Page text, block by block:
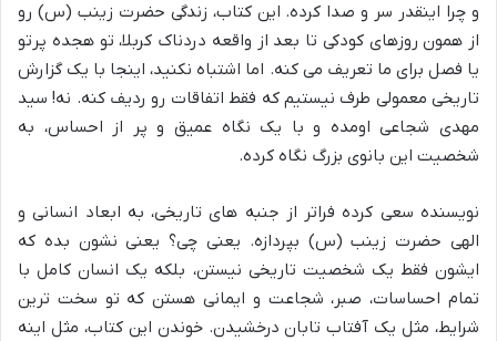
و چرا اینقدر سر و صدا کرده. این کتاب، زندگی حضرت زینب (س) رو
از همون روزهای کودکی تا بعد از واقعه دردناک کربلا، تو هجده پرتو
یا فصل برای ما تعریف می کنه. اما اشتباه نکنید، اینجا با یک گزارش
تاریخی معمولی طرف نیستیم که فقط اتفاقات رو ردیف کنه. نه! سید
مهدی شجاعی اومده و با یک نگاه عمیق و پر از احساس، به
شخصیت این بانوی بزرگ نگاه کرده.
نویسنده سعی کرده فراتر از جنبه های تاریخی، به ابعاد انسانی و
الهی حضرت زینب (س) بپردازه. یعنی چی؟ یعنی نشون بده که
ایشون فقط یک شخصیت تاریخی نیستن، بلکه یک انسان کامل با
تمام احساسات، صبر، شجاعت و ایمانی هستن که تو سخت ترین
شرایط، مثل یک آفتاب تابان درخشیدن. خوندن این کتاب، مثل اینه